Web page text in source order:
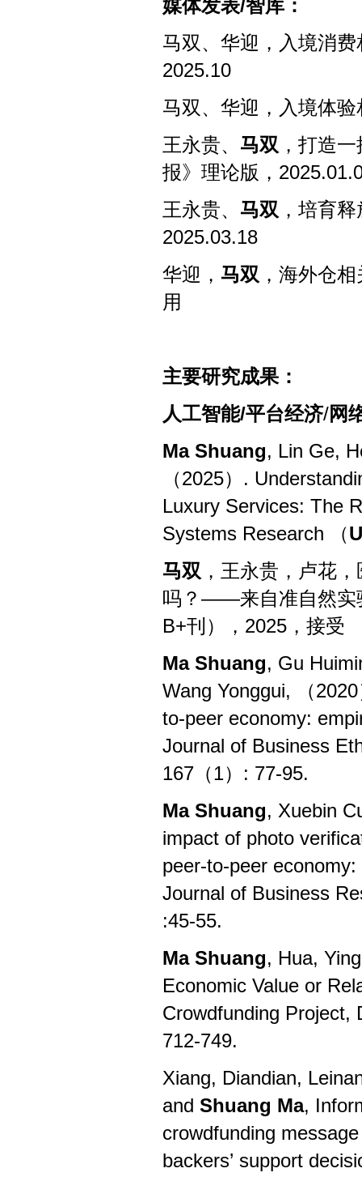
媒体发表/智库：
马双、华迎，入境消
2025.10
马双、华迎，入境体
王永贵、 马双 ，打造
报》理论版，
王永贵、 马双 ，培育
2025.03.18
华迎， 马双 ，海外仓
用
主要研究成果：
人工智能/平台经济/网
Ma Shuang, Lin Ge,
（2025）.
Luxury Services: The
Systems Research （
马双 ，王永贵，卢花
吗？——来自准自然实
B+刊）， 2025 ，接受
Ma Shuang, Gu
Wang Yonggui, （
to-peer economy:
Journal of Business
167（1）: 77-95.
Ma Shuang, Xuebin
impact of photo
peer-to-peer
Journal of Business
:45-55.
Ma Shuang, Hua,
Economic Value or
Crowdfunding Project,
712-749.
Xiang, Diandian,
and Shuang Ma,
crowdfunding
backers’ support